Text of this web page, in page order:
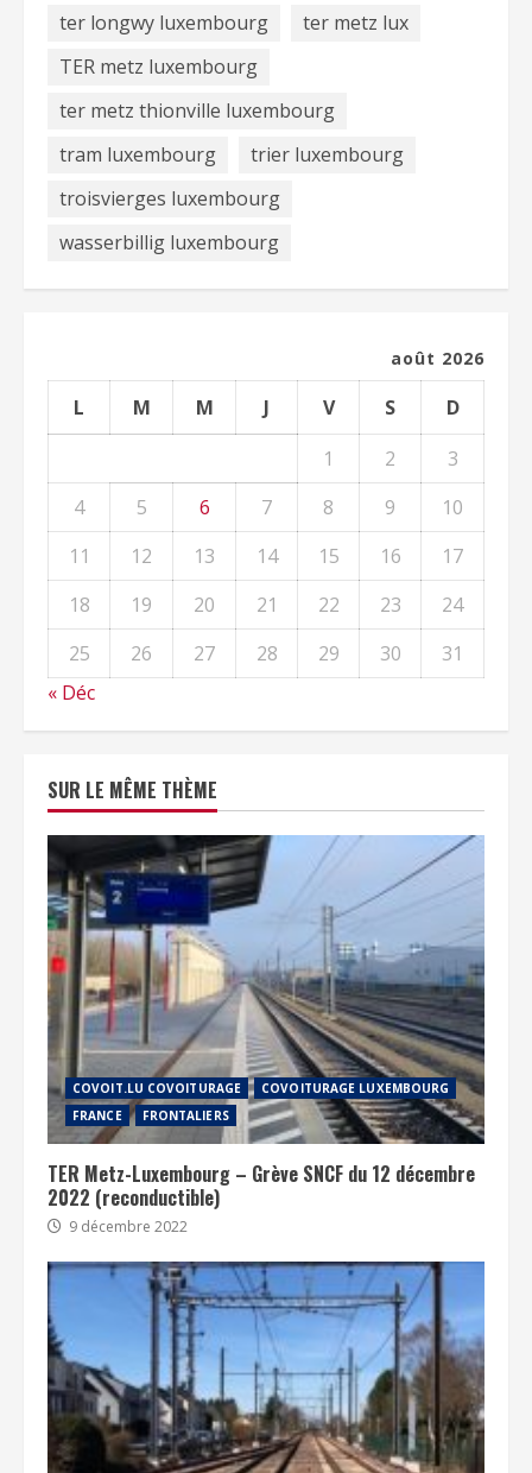
ter longwy luxembourg
ter metz lux
TER metz luxembourg
ter metz thionville luxembourg
tram luxembourg
trier luxembourg
troisvierges luxembourg
wasserbillig luxembourg
août 2026
L M M J V S
D
1
2
3
4
5 6 7 8 9
10
11
12 13 14 15 16
17
18
19 20 21 22 23
24
25
26 27 28 29 30
31
« Déc
SUR LE MÊME THÈME
COVOIT.LU COVOITURAGE
COVOITURAGE LUXEMBOURG
FRANCE
FRONTALIERS
TER Metz-Luxembourg – Grève SNCF du 12 décembre
2022 (reconductible)
9 décembre 2022